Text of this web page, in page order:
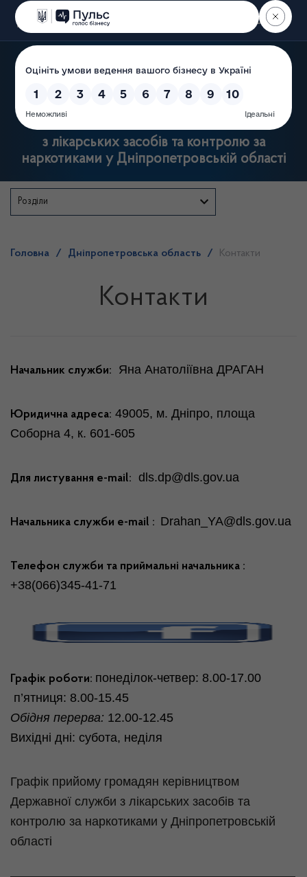
Пошук
з лікарських засобів та контролю за
наркотиками у Дніпропетровській області
Розділи
Головна / Дніпропетровська область / Контакти
Контакти
Начальник служби: Яна Анатоліївна ДРАГАН
Юридична адреса: 49005, м. Дніпро, площа
Соборна 4, к. 601-605
Для листування е-mail: dls.dp@dls.gov.ua
Начальника служби е-mail : Drahan_YA@dls.gov.ua
Телефон служби та приймальні начальника :
+38(066)345-41-71
Графік роботи: понеділок-четвер: 8.00-17.00
п’ятниця: 8.00-15.45
Обідня перерва: 12.00-12.45
Вихідні дні: субота, неділя
Графік прийому громадян керівництвом
Державної служби з лікарських засобів та
контролю за наркотиками у Дніпропетровській
області